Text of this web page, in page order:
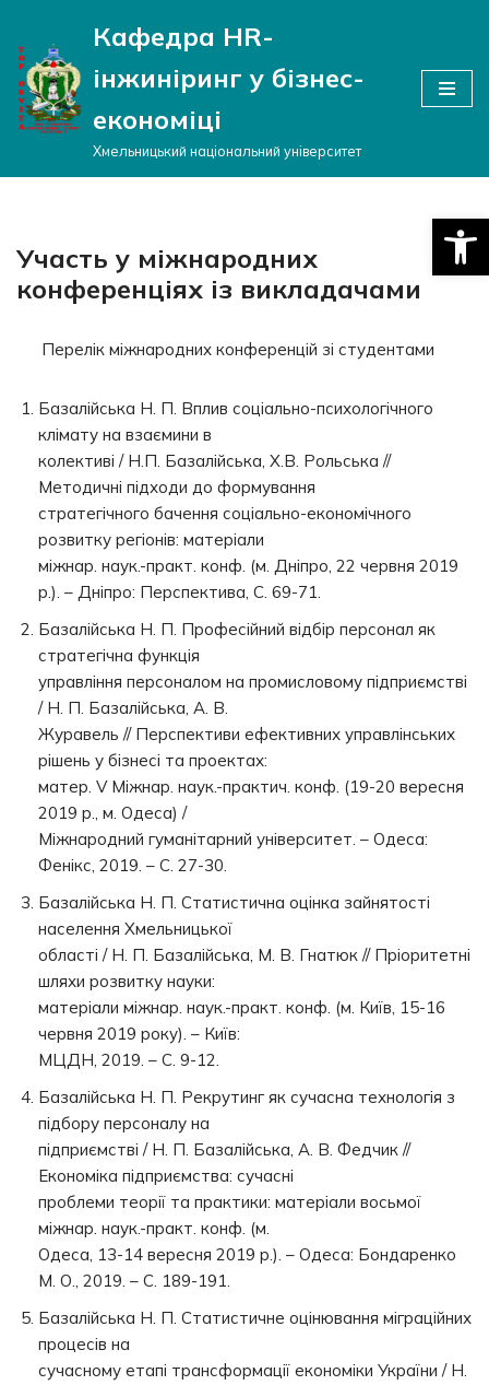
Перейти
до
вмісту
Кафедра HR-
інжиніринг у бізнес-
економіці
Хмельницький національний університет
Участь у міжнародних
конференціях із викладачами
Перелік міжнародних конференцій зі студентами
Базалійська Н. П. Вплив соціально-психологічного
клімату на взаємини в
колективі / Н.П. Базалійська, Х.В. Рольська //
Методичні підходи до формування
стратегічного бачення соціально-економічного
розвитку регіонів: матеріали
міжнар. наук.-практ. конф. (м. Дніпро, 22 червня 2019
р.). – Дніпро: Перспектива, С. 69-71.
Базалійська Н. П. Професійний відбір персонал як
стратегічна функція
управління персоналом на промисловому підприємстві
/ Н. П. Базалійська, А. В.
Журавель // Перспективи ефективних управлінських
рішень у бізнесі та проектах:
матер. V Міжнар. наук.-практич. конф. (19-20 вересня
2019 р., м. Одеса) /
Міжнародний гуманітарний університет. – Одеса:
Фенікс, 2019. – С. 27-30.
Базалійська Н. П. Статистична оцінка зайнятості
населення Хмельницької
області / Н. П. Базалійська, М. В. Гнатюк // Пріоритетні
шляхи розвитку науки:
матеріали міжнар. наук.-практ. конф. (м. Київ, 15-16
червня 2019 року). – Київ:
МЦДН, 2019. – С. 9-12.
Базалійська Н. П. Рекрутинг як сучасна технологія з
підбору персоналу на
підприємстві / Н. П. Базалійська, А. В. Федчик //
Економіка підприємства: сучасні
проблеми теорії та практики: матеріали восьмої
міжнар. наук.-практ. конф. (м.
Одеса, 13-14 вересня 2019 р.). – Одеса: Бондаренко
М. О., 2019. – С. 189-191.
Базалійська Н. П. Статистичне оцінювання міграційних
процесів на
сучасному етапі трансформації економіки України / Н.